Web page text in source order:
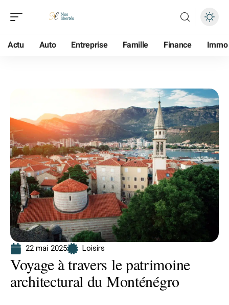
Actu Auto Entreprise Famille Finance Immo
22 mai 2025 Loisirs
Voyage à travers le patrimoine
architectural du Monténégro